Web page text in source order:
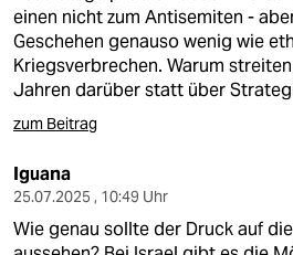
einen nicht zum Antisemiten -
Geschehen genauso wenig wie
Kriegsverbrechen. Warum
Jahren darüber statt über
zum Beitrag
Iguana
25.07.2025 , 10:49 Uhr
Wie genau sollte der Druck auf